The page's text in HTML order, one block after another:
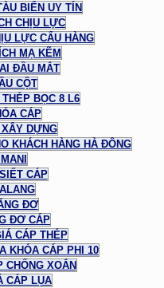
BIỂN UY TÍN
CHỊU LỰC
LỰC CẨU HÀNG
MẠ KẼM
ĐẦU MẮT
CỘT
BỌC 8 L6
CÁP
DỰNG
KHÁCH HÀNG HÀ ĐÔNG
CÁP
ĐƠ
ĐƠ CÁP
CÁP THÉP
KHÓA CÁP PHI 10
CHỐNG XOẮN
CÁP LỤA